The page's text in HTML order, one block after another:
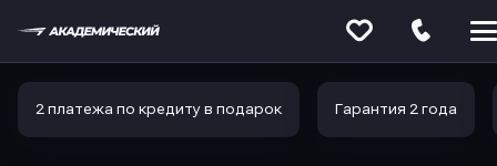
2 платежа по кредиту в подарок Гарантия 2 года